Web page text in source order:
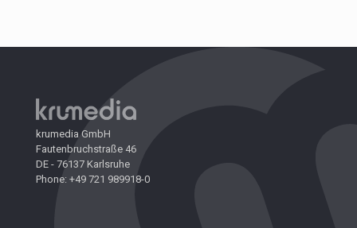
krumedia GmbH
Fautenbruchstraße 46
DE - 76137 Karlsruhe
Phone: +49 721 989918-0